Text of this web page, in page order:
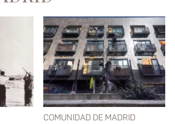
COMUNIDAD DE MADRID